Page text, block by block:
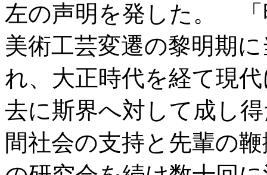
左の声明を発した。 「
美術工芸変遷の黎明期
れ、大正時代を経て現
去に斯界へ対して成し
間社会の支持と先輩の